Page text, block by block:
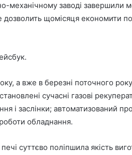
механічному заводі завершили
дозволить щомісяця економити
а вже в березні поточного
сучасні газові
і заслінки; автоматизований
обладнання.
суттєво поліпшила якість